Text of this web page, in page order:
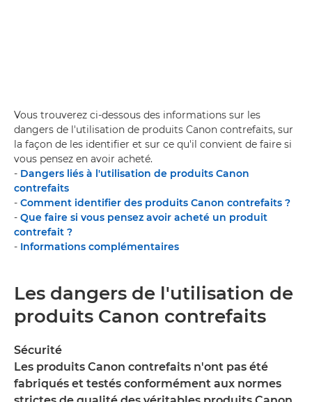
Vous trouverez ci-dessous des informations sur les
dangers de l'utilisation de produits Canon contrefaits, sur
la façon de les identifier et sur ce qu'il convient de faire si
vous pensez en avoir acheté.
- Dangers liés à l'utilisation de produits Canon
contrefaits
- Comment identifier des produits Canon contrefaits ?
- Que faire si vous pensez avoir acheté un produit
contrefait ?
- Informations complémentaires
Les dangers de l'utilisation de
produits Canon contrefaits
Sécurité
Les produits Canon contrefaits n'ont pas été
fabriqués et testés conformément aux normes